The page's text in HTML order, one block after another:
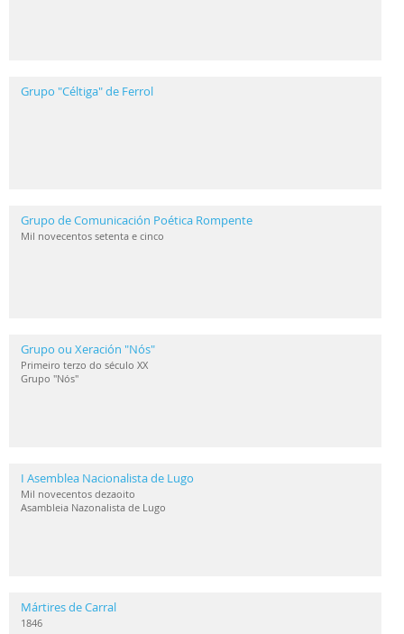
Grupo "Céltiga" de Ferrol
Grupo de Comunicación Poética Rompente
Mil novecentos setenta e cinco
Grupo ou Xeración "Nós"
Primeiro terzo do século XX
Grupo "Nós"
I Asemblea Nacionalista de Lugo
Mil novecentos dezaoito
Asambleia Nazonalista de Lugo
Mártires de Carral
1846